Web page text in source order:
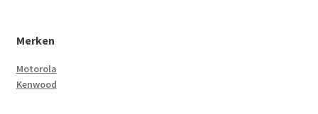
Merken
Motorola
Kenwood